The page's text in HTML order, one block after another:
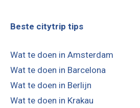
Beste citytrip tips
Wat te doen in Amsterdam
Wat te doen in Barcelona
Wat te doen in Berlijn
Wat te doen in Krakau